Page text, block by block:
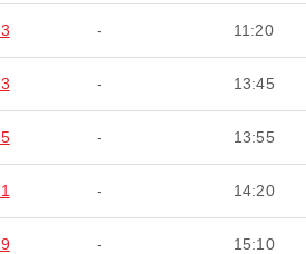
- 11:20
- 13:45
- 13:55
- 14:20
- 15:10